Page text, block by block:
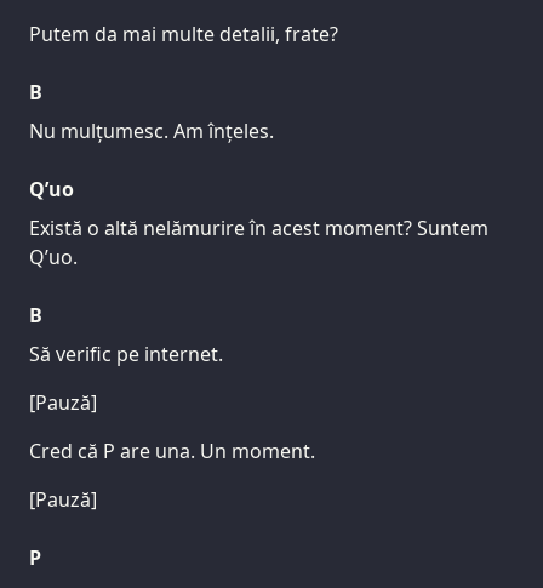
Putem da mai multe detalii, frate?
B
Nu mulțumesc. Am înțeles.
Q’uo
Există o altă nelămurire în acest moment? Suntem
Q’uo.
B
Să verific pe internet.
[Pauză]
Cred că P are una. Un moment.
[Pauză]
P